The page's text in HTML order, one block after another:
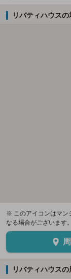
リバティハウス
※ このアイコンはマン
なる場合がございます
リバティハウス